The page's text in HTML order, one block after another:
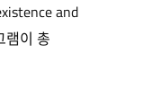
and
램이 총